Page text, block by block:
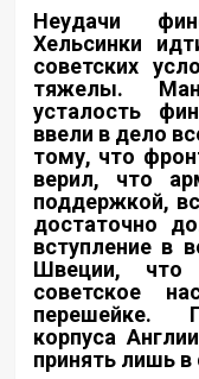
Неудачи
Хельсинки
советских
тяжелы.
усталость
ввели в дело
тому, что
верил, что
поддержкой,
достаточно
вступление в
Швеции, что
советское
перешейке.
корпуса
принять лишь